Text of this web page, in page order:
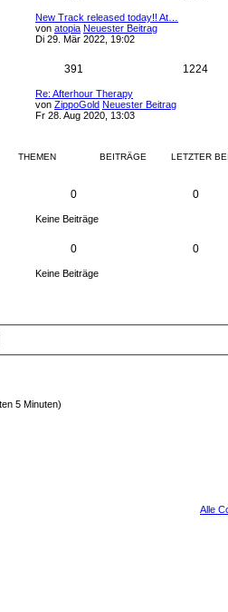
New Track released today!! At…
von atopia Neuester Beitrag
Di 29. Mär 2022, 19:02
391 1224
Re: Afterhour Therapy
von ZippoGold Neuester Beitrag
Fr 28. Aug 2020, 13:03
THEMEN BEITRÄGE LETZTER
0 0
Keine Beiträge
0 0
Keine Beiträge
5 Minuten)
Alle